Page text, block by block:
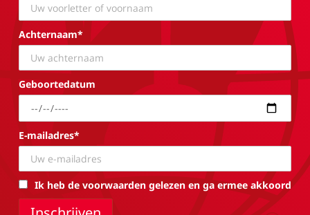
Achternaam*
Geboortedatum
E-mailadres*
Ik heb de voorwaarden gelezen en ga ermee akkoord